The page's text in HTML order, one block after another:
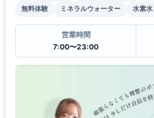
無料体験
ミネラルウォーター 水素水
営業時間
7:00〜23:00